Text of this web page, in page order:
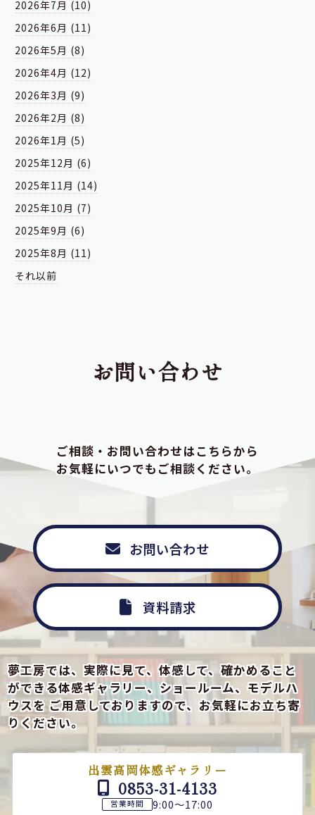
2026年7月 (10)
2026年6月 (11)
2026年5月 (8)
2026年4月 (12)
2026年3月 (9)
2026年2月 (8)
2026年1月 (5)
2025年12月 (6)
2025年11月 (14)
2025年10月 (7)
2025年9月 (6)
2025年8月 (11)
それ以前
お問い合わせ
ご相談・お問い合わせはこちらから
お気軽にいつでもご相談ください。
お問い合わせ
資料請求
夢工房では、実際に見て、体感して、確かめること
ができる体感ギャラリー、ショールーム、モデルハ
ウスをご用意しておりますので、お気軽にお立ち寄
りください。
出雲高岡体感ギャラリー
0853-31-4133
営業時間 9:00～17:00